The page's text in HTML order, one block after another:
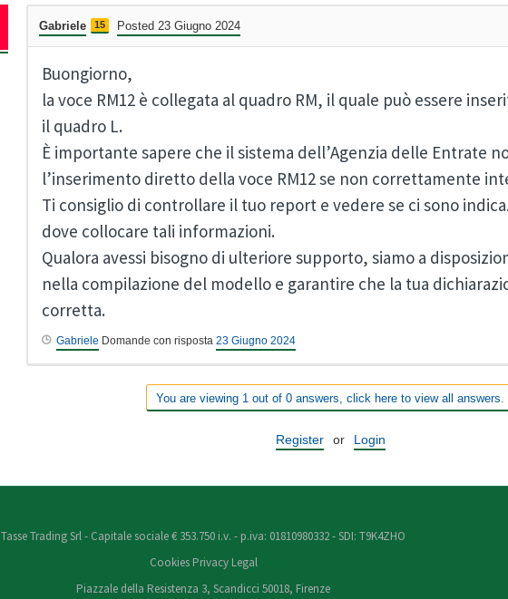
Gabriele 15 Posted 23 Giugno 2024
Buongiorno,
la voce RM12 è collegata al quadro RM, il quale può essere
il quadro L.
È importante sapere che il sistema dell’Agenzia delle Entrate
l’inserimento diretto della voce RM12 se non correttamente
Ti consiglio di controllare il tuo report e vedere se ci sono
dove collocare tali informazioni.
Qualora avessi bisogno di ulteriore supporto, siamo a
nella compilazione del modello e garantire che la tua
corretta.
Gabriele Domande con risposta 23 Giugno 2024
You are viewing 1 out of 0 answers, click here to view all answers.
Register or Login
Tasse Trading Srl - Capitale sociale € 353.750 i.v. - p.iva: 01810980332 - SDI: T9K4ZHO
Cookies Privacy Legal
Piazzale della Resistenza 3, Scandicci 50018, Firenze